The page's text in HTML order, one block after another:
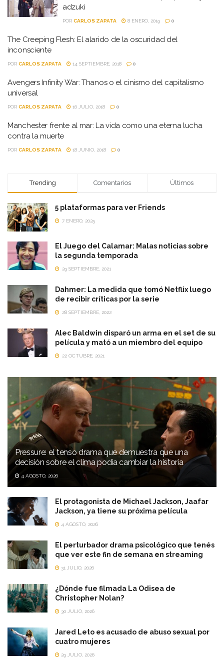
adzuki
POR CARLOS ZAPATA 8 ENERO, 2019 0
The Creeping Flesh: El alarido de la oscuridad del
inconsciente
POR CARLOS ZAPATA 14 SEPTIEMBRE, 2018 0
Avengers Infinity War: Thanos o el cinismo del capitalismo
universal
POR CARLOS ZAPATA 16 JULIO, 2018 0
Manchester frente al mar: La vida como una eterna lucha
contra la muerte
POR CARLOS ZAPATA 18 JUNIO, 2018 0
Trending Comentarios Últimos
5 plataformas para ver Friends
7 ENERO, 2025
El Juego del Calamar: Malas noticias sobre
la segunda temporada
29 SEPTIEMBRE, 2021
Dahmer: La medida que tomó Netflix luego
de recibir críticas por la serie
28 SEPTIEMBRE, 2022
Alec Baldwin disparó un arma en el set de su
película y mató a un miembro del equipo
22 OCTUBRE, 2021
Pressure: el tenso drama que demuestra que una
decisión sobre el clima podía cambiar la historia
4 AGOSTO, 2026
El protagonista de Michael Jackson, Jaafar
Jackson, ya tiene su próxima película
4 AGOSTO, 2026
El perturbador drama psicológico que tenés
que ver este fin de semana en streaming
31 JULIO, 2026
¿Dónde fue filmada La Odisea de
Christopher Nolan?
30 JULIO, 2026
Jared Leto es acusado de abuso sexual por
cuatro mujeres
29 JULIO, 2026